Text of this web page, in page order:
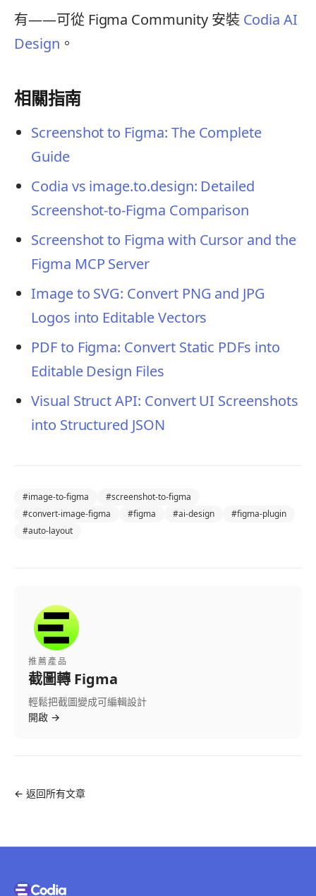
有——可從 Figma Community 安裝 Codia AI
Design 。
相關指南
Screenshot to Figma: The Complete
Guide
Codia vs image.to.design: Detailed
Screenshot-to-Figma Comparison
Screenshot to Figma with Cursor and the
Figma MCP Server
Image to SVG: Convert PNG and JPG
Logos into Editable Vectors
PDF to Figma: Convert Static PDFs into
Editable Design Files
Visual Struct API: Convert UI Screenshots
into Structured JSON
#image-to-figma #screenshot-to-figma
#convert-image-figma #figma #ai-design #figma-plugin
#auto-layout
推薦產品
截圖轉 Figma
輕鬆把截圖變成可編輯設計
開啟 →
← 返回所有文章